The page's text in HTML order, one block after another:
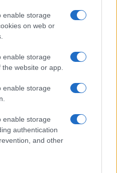
enable storage
on web or
enable storage
website or app.
enable storage
enable storage
authentication
and other
ideas para comer bien en
española en el